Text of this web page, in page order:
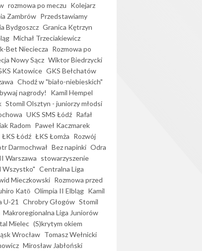
rozmowa po meczu Kolejarz
Zambrów Przedstawiamy
Bydgoszcz Granica Kętrzyn
Michał Trzeciakiewicz
Bet Nieciecza Rozmowa po
Nowy Sącz Wiktor Biedrzycki
Katowice GKS Bełchatów
Chodź w "biało-niebieskich"
nagrody!
Kamil Hempel
Stomil Olsztyn - juniorzy młodsi
UKS SMS Łódź Rafał
Radom Paweł Kaczmarek
ŁKS Łódź ŁKS Łomża Rozwój
Darmochwał Bez napinki Odra
Warszawa stowarzyszenie
Wszystko" Centralna Liga
Mieczkowski Rozmowa przed
Katō Olimpia II Elbląg Kamil
U-21 Chrobry Głogów Stomil
Makroregionalna Liga Juniorów
Mielec (S)krytym okiem
Wrocław Tomasz Wełnicki
Mirosław Jabłoński